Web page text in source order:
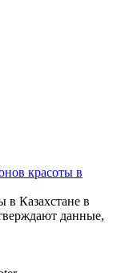
красоты в
в Казахстане в
данные,